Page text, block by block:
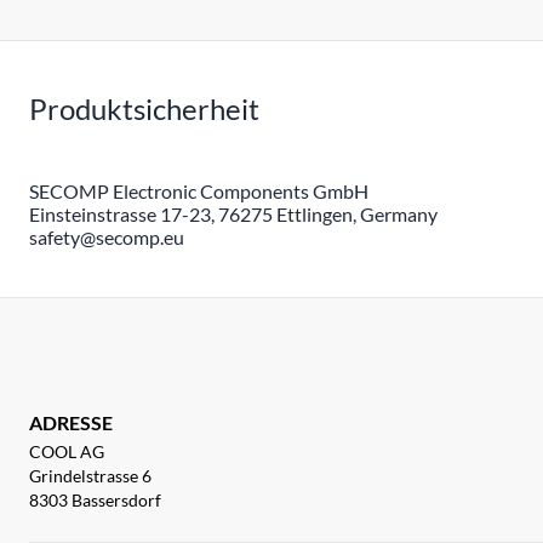
Produktsicherheit
SECOMP Electronic Components GmbH
Einsteinstrasse 17-23, 76275 Ettlingen, Germany
safety@secomp.eu
ADRESSE
COOL AG
Grindelstrasse 6
8303 Bassersdorf